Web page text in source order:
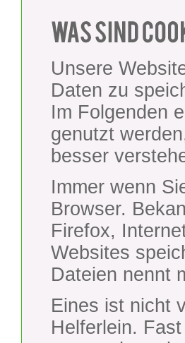
Unsere
Daten zu
Im Folgenden
genutzt
besser
Immer wenn
Browser.
Firefox,
Websites
Dateien nennt
Eines ist nicht
Helferlein.